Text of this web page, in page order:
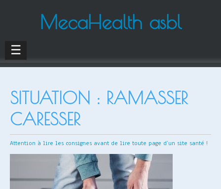
MecaHealth asbl
☰
SITUATION : RAMASSER
CARESSER
Attention à lire les consignes avant de lire toute page d’un site santé !